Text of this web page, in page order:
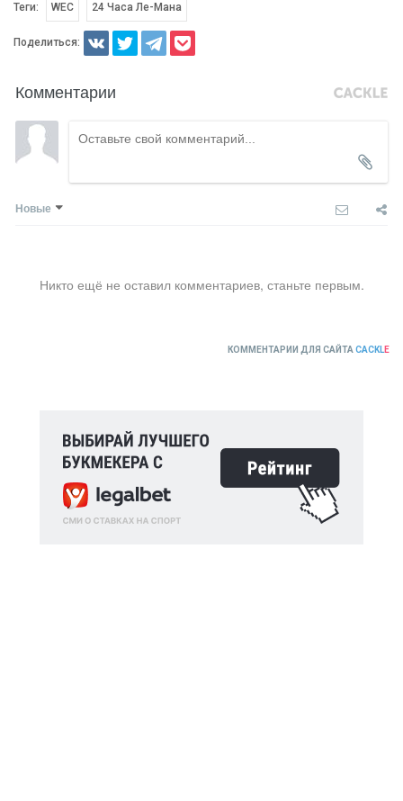
Теги: WEC 24 Часа Ле-Мана
Поделиться:
Комментарии
Новые
Никто ещё не оставил комментариев, станьте первым.
КОММЕНТАРИИ ДЛЯ САЙТАCACKLE